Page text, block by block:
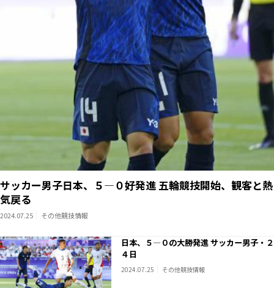
サッカー男子日本、５―０好発進 五輪競技開始、観客と熱
気戻る
2024.07.25 その他競技情報
日本、５―０の大勝発進 サッカー男子・２
４日
2024.07.25 その他競技情報